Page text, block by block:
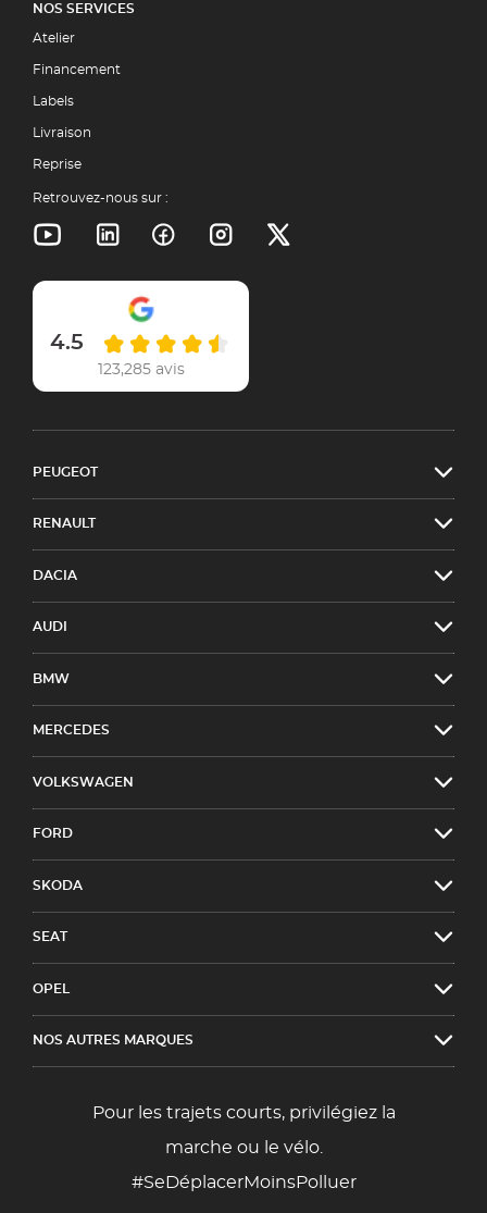
NOS SERVICES
Atelier
Financement
Labels
Livraison
Reprise
Retrouvez-nous sur :
4.5
123,285 avis
PEUGEOT
RENAULT
DACIA
AUDI
BMW
MERCEDES
VOLKSWAGEN
FORD
SKODA
SEAT
OPEL
NOS AUTRES MARQUES
Pour les trajets courts, privilégiez la
marche ou le vélo.
#SeDéplacerMoinsPolluer